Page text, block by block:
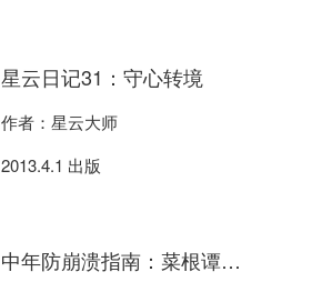
星云日记31：守心转境
作者：星云大师
2013.4.1 出版
中年防崩溃指南：菜根谭的危机管理学